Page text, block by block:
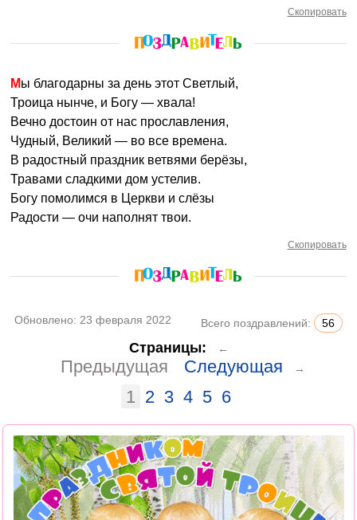
Скопировать
Мы благодарны за день этот Светлый,
Троица нынче, и Богу — хвала!
Вечно достоин от нас прославления,
Чудный, Великий — во все времена.
В радостный праздник ветвями берёзы,
Травами сладкими дом устелив.
Богу помолимся в Церкви и слёзы
Радости — очи наполнят твои.
Скопировать
Обновлено: 23 февраля 2022 Всего поздравлений: 56
Страницы: ←
Предыдущая Следующая →
1 2 3 4 5 6